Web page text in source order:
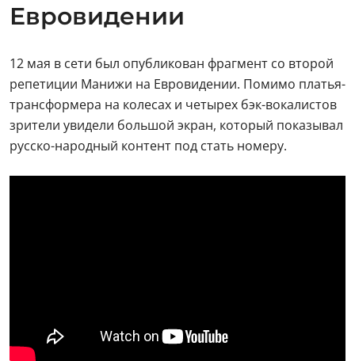
Евровидении
12 мая в сети был опубликован фрагмент со второй
репетиции Манижи на Евровидении. Помимо платья-
трансформера на колесах и четырех бэк-вокалистов
зрители увидели большой экран, который показывал
русско-народный контент под стать номеру.